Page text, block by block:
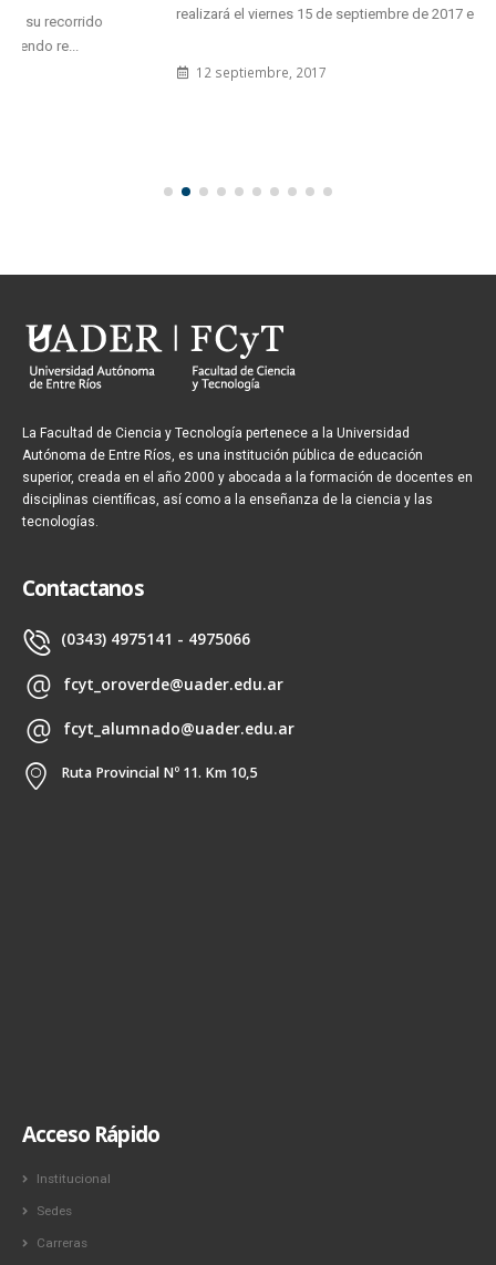
realizará el viernes 15 de septiembre de 2017 en...
La Facultad de Ciencia y Tecnología pertenece a la Universidad
Autónoma de Entre Ríos, es una institución pública de educación
superior, creada en el año 2000 y abocada a la formación de docentes en
disciplinas científicas, así como a la enseñanza de la ciencia y las
tecnologías.
Contactanos
(0343) 4975141 - 4975066
fcyt_oroverde@uader.edu.ar
fcyt_alumnado@uader.edu.ar
Ruta Provincial Nº 11. Km 10,5
Acceso Rápido
Institucional
Sedes
Carreras